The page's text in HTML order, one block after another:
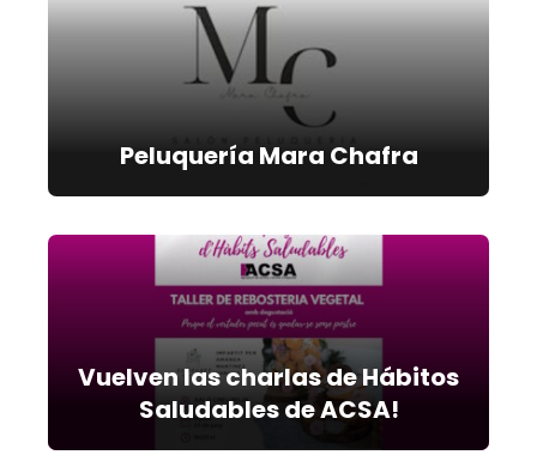
Peluquería Mara Chafra
Vuelven las charlas de Hábitos
Saludables de ACSA!